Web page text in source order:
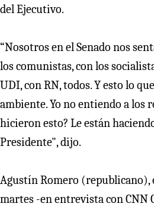
del Ejecutivo.
“Nosotros en el Senado nos
los comunistas, con los
UDI, con RN, todos. Y esto lo
ambiente. Yo no entiendo a los
hicieron esto? Le están
Presidente", dijo.
Agustín Romero (republicano),
martes -en entrevista con CNN